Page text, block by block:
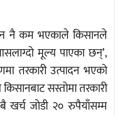
नै कम भएकाले किसानले
मूल्य पाएका छन्’,
तरकारी उत्पादन भएको
सस्तोमा तरकारी
खर्च जोडी २० रुपैयाँसम्म